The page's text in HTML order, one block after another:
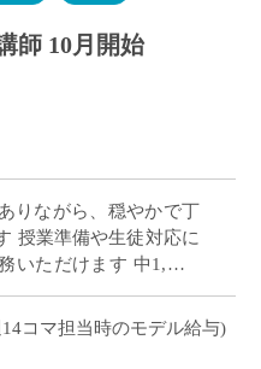
師 10月開始
りながら、穏やかで丁
授業準備や生徒対応に
いただけます 中1,高1,
コマ担当時のモデル給与)